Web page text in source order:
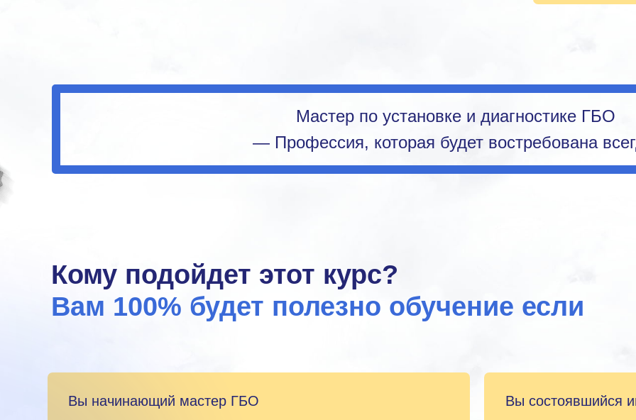
Мастер по установке и диагностике ГБО
— Профессия, которая будет востребована
Кому подойдет этот курс?
Вам 100% будет полезно обучение если
Вы начинающий мастер ГБО Вы состоявшийся